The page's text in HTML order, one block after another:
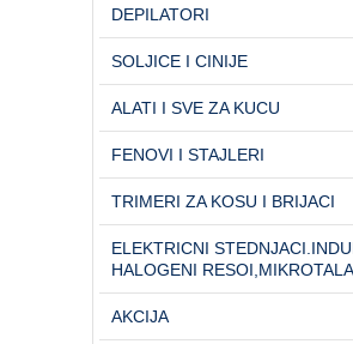
DEPILATORI
SOLJICE I CINIJE
ALATI I SVE ZA KUCU
FENOVI I STAJLERI
TRIMERI ZA KOSU I BRIJACI
ELEKTRICNI
HALOGENI
AKCIJA